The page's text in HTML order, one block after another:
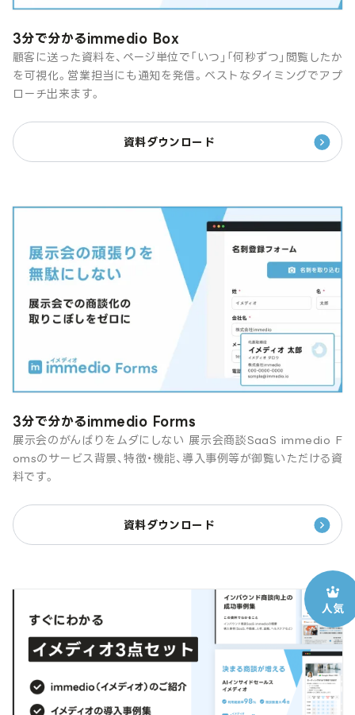
3分で分かるimmedio Box
顧客に送った資料を、ページ単位で「いつ」「何秒ずつ」閲覧したか
を可視化。営業担当にも通知を発信。ベストなタイミングでアプ
ローチ出来ます。
資料ダウンロード
3分で分かるimmedio Forms
展示会のがんばりをムダにしない 展示会商談SaaS immedio F
omsのサービス背景、特徴・機能、導入事例等が御覧いただける資
料です。
資料ダウンロード